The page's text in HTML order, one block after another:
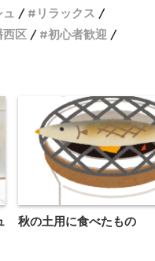
リラックス
西区
初心者歓迎
秋の土用に食べたもの